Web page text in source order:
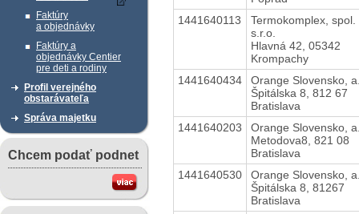
Faktúry
a objednávky
Faktúry a
objednávky Centier
pre deti a rodiny
Profil verejného
obstarávateľa
Správa majetku
Chcem podať podnet
1441640113
Termokomplex, spol.
s.r.o.
Hlavná 42, 05342
Krompachy
1441640434
Orange Slovensko,
Špitálska 8, 812 67
Bratislava
1441640203
Orange Slovensko,
Metodova8, 821 08
Bratislava
1441640530
Orange Slovensko,
Špitálska 8, 81267
Bratislava